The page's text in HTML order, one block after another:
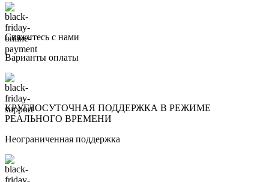
Свяжитесь с нами
Варианты оплаты
КРУГЛОСУТОЧНАЯ ПОДДЕРЖКА В РЕЖИМЕ
РЕАЛЬНОГО ВРЕМЕНИ
Неограниченная поддержка